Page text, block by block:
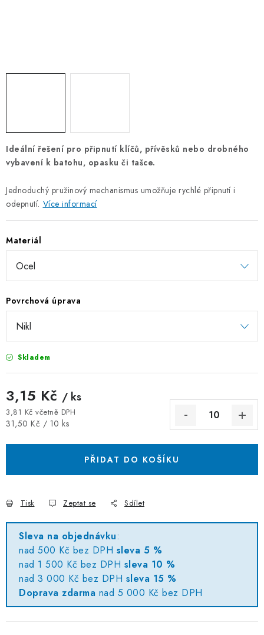
NOUZOVÉ ČLÁNKY
ZÁVLAČKY
TEXTILNÍ LANA
Úvod O nás Spolupráce Novinky Kontakt
Ideální řešení pro připnutí klíčů, přívěsků nebo drobného
vybavení k batohu, opasku či tašce.
Jednoduchý pružinový mechanismus umožňuje rychlé připnutí i
odepnutí. Více informací
Materiál
Povrchová úprava
Skladem
3,15 Kč / ks
3,81 Kč včetně DPH
Měrná cena:
31,50 Kč / 10 ks
PŘIDAT DO KOŠÍKU
Tisk Zeptat se Sdílet
Sleva na objednávku:
nad 500 Kč bez DPH sleva 5 %
nad 1 500 Kč bez DPH sleva 10 %
nad 3 000 Kč bez DPH sleva 15 %
Doprava zdarma nad 5 000 Kč bez DPH